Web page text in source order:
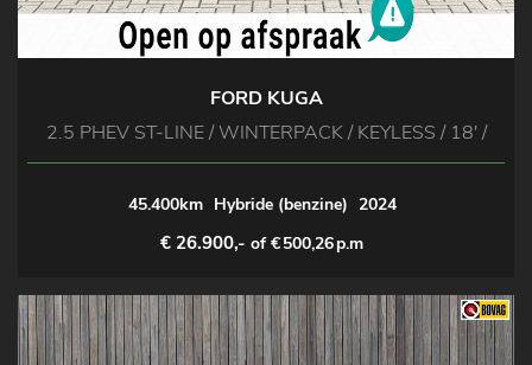
FORD KUGA
2.5 PHEV ST-LINE / WINTERPACK / KEYLESS / 18' /
45.400km Hybride (benzine) 2024
€ 26.900,- of €500,26p.m